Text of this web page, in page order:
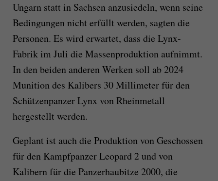
Ungarn statt in Sachsen anzusiedeln, wenn seine
Bedingungen nicht erfüllt werden, sagten die
Personen. Es wird erwartet, dass die Lynx-
Fabrik im Juli die Massenproduktion aufnimmt.
In den beiden anderen Werken soll ab 2024
Munition des Kalibers 30 Millimeter für den
Schützenpanzer Lynx von Rheinmetall
hergestellt werden.
Geplant ist auch die Produktion von Geschossen
für den Kampfpanzer Leopard 2 und von
Kalibern für die Panzerhaubitze 2000, die